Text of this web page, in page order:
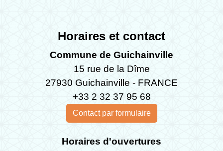
Horaires et contact
Commune de Guichainville
15 rue de la Dîme
27930 Guichainville - FRANCE
+33 2 32 37 95 68
Contact par formulaire
Horaires d'ouvertures